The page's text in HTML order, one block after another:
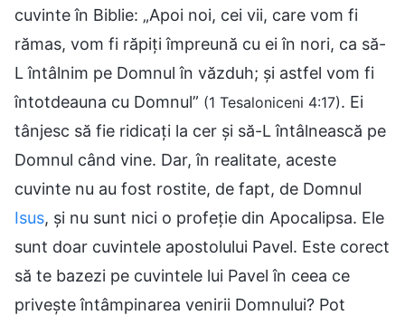
cuvinte în Biblie: „Apoi noi, cei vii, care vom fi
rămas, vom fi răpiți împreună cu ei în nori, ca să-
L întâlnim pe Domnul în văzduh; și astfel vom fi
întotdeauna cu Domnul” (1 Tesaloniceni 4:17). Ei
tânjesc să fie ridicați la cer și să-L întâlnească pe
Domnul când vine. Dar, în realitate, aceste
cuvinte nu au fost rostite, de fapt, de Domnul
Isus, și nu sunt nici o profeție din Apocalipsa. Ele
sunt doar cuvintele apostolului Pavel. Este corect
să te bazezi pe cuvintele lui Pavel în ceea ce
privește întâmpinarea venirii Domnului? Pot